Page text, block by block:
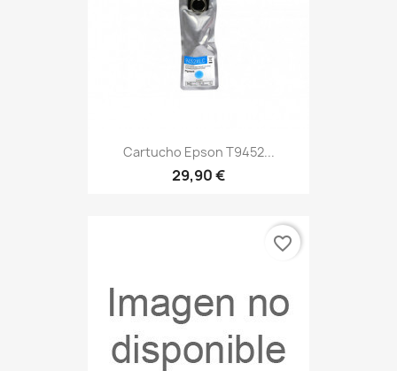
Cartucho Epson T9452...
29,90 €
favorite_border